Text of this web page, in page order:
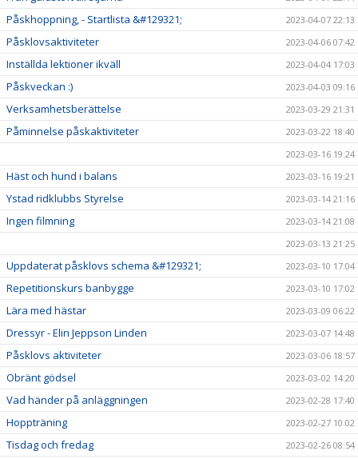
Påskhoppning, - Startlista &#129321; 2023-04-07 22:13
Påsklovsaktiviteter 2023-04-06 07:42
Inställda lektioner ikväll 2023-04-04 17:03
Påskveckan :) 2023-04-03 09:16
Verksamhetsberättelse 2023-03-29 21:31
Påminnelse påskaktiviteter
2023-03-22 18:40
2023-03-16 19:24
Häst och hund i balans 2023-03-16 19:21
Ystad ridklubbs Styrelse 2023-03-14 21:16
Ingen filmning
2023-03-14 21:08
2023-03-13 21:25
Uppdaterat påsklovs schema &#129321; 2023-03-10 17:04
Repetitionskurs banbygge 2023-03-10 17:02
Lära med hästar 2023-03-09 06:22
Dressyr - Elin Jeppson Linden 2023-03-07 14:48
Påsklovs aktiviteter 2023-03-06 18:57
Obränt gödsel 2023-03-02 14:20
Vad händer på anläggningen 2023-02-28 17:40
Hoppträning 2023-02-27 10:02
Tisdag och fredag 2023-02-26 08:54